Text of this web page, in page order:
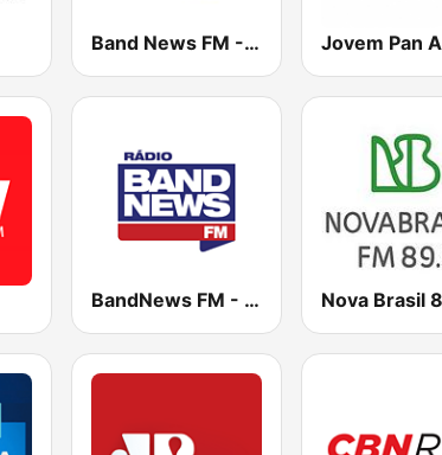
Band News FM - 90.3 RJ Jovem Pan
BandNews FM - 96.9 SP